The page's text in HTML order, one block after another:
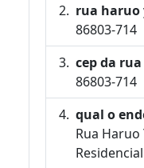
rua haruo
86803-714
cep da
86803-714
qual o
Rua